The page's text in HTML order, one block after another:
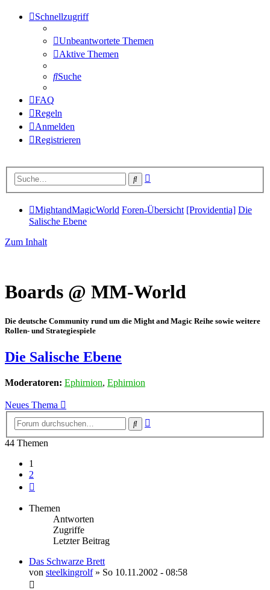
Schnellzugriff
Unbeantwortete Themen
Aktive Themen
Suche
FAQ
Regeln
Anmelden
Registrieren
Suche
MightandMagicWorld Foren-Übersicht [Providentia] Die
Salische Ebene
Zum Inhalt
Boards @ MM-World
Die deutsche Community rund um die Might and Magic Reihe sowie weitere
Rollen- und Strategiespiele
Die Salische Ebene
Moderatoren: Ephirnion, Ephirnion
Neues Thema
Suche
44 Themen
1
2
Themen
Antworten
Zugriffe
Letzter Beitrag
Das Schwarze Brett
von steelkingrolf» So 10.11.2002 - 08:58